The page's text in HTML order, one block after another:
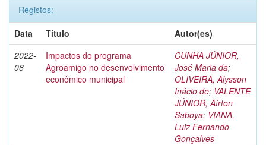
Registos:
Data
Título
Autor(es)
2022-
06
Impactos do programa
Agroamigo no desenvolvimento
econômico municipal
CUNHA JÚNIOR,
José Maria da;
OLIVEIRA, Alysson
Inácio de; VALENTE
JÚNIOR, Aírton
Saboya; VIANA,
Luiz Fernando
Gonçalves